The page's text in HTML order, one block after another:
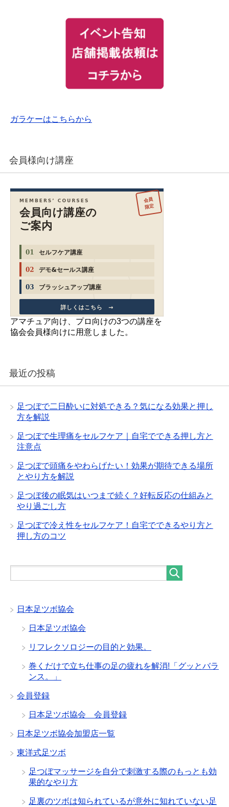
ガラケーはこちらから
会員様向け講座
アマチュア向け、プロ向けの3つの講座を
協会会員様向けに用意しました。
最近の投稿
足つぼで二日酔いに対処できる？気になる効果と押し
方を解説
足つぼで生理痛をセルフケア｜自宅でできる押し方と
注意点
足つぼで頭痛をやわらげたい！効果が期待できる場所
とやり方を解説
足つぼ後の眠気はいつまで続く？好転反応の仕組みと
やり過ごし方
足つぼで冷え性をセルフケア！自宅でできるやり方と
押し方のコツ
日本足ツボ協会
日本足ツボ協会
リフレクソロジーの目的と効果。
巻くだけで立ち仕事の足の疲れを解消!「グッとバラ
ンス。」
会員登録
日本足ツボ協会 会員登録
日本足ツボ協会加盟店一覧
東洋式足ツボ
足つぼマッサージを自分で刺激する際のもっとも効
果的なやり方
足裏のツボは知られているが意外に知れていない足